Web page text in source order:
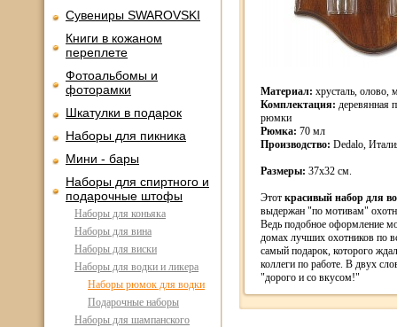
Сувениры SWAROVSKI
Книги в кожаном
переплете
Фотоальбомы и
фоторамки
Шкатулки в подарок
Наборы для пикника
Мини - бары
Наборы для спиртного и
подарочные штофы
Наборы для коньяка
Наборы для вина
Наборы для виски
Наборы для водки и ликера
Наборы рюмок для водки
Подарочные наборы
Наборы для шампанского
Материал: хрусталь, олово,
Комплектация: деревянная
рюмки
Рюмка: 70 мл
Производство: Dedalo,
Размеры: 37х32 см.
Этот красивый набор для
выдержан "по мотивам"
Ведь подобное оформление
домах лучших охотников по
самый подарок, которого
коллеги по работе. В двух
"дорого и со вкусом!"